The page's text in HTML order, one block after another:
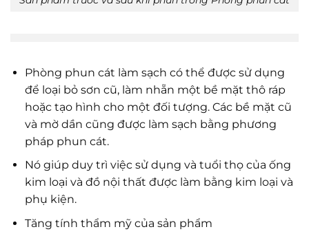
Phòng phun cát làm sạch có thể được sử dụng
để loại bỏ sơn cũ, làm nhẵn một bề mặt thô ráp
hoặc tạo hình cho một đối tượng. Các bề mặt cũ
và mờ dần cũng được làm sạch bằng phương
pháp phun cát.
Nó giúp duy trì việc sử dụng và tuổi thọ của ống
kim loại và đồ nội thất được làm bằng kim loại và
phụ kiện.
Tăng tính thẩm mỹ của sản phẩm